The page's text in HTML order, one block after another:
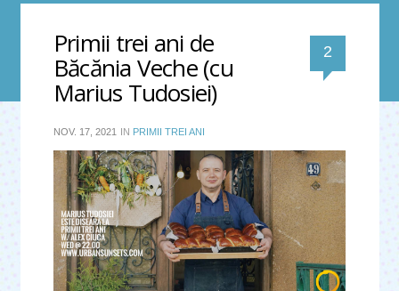
Primii trei ani de
Băcănia Veche (cu
Marius Tudosiei)
2
NOV. 17, 2021 IN PRIMII TREI ANI